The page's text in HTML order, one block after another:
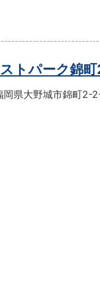
ストパーク錦
岡県大野城市錦町2-